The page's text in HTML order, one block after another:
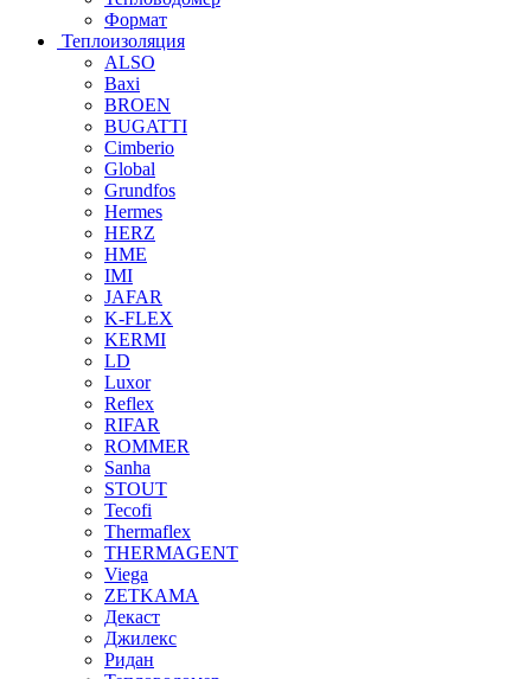
Формат
Теплоизоляция
ALSO
Baxi
BROEN
BUGATTI
Cimberio
Global
Grundfos
Hermes
HERZ
HME
IMI
JAFAR
K-FLEX
KERMI
LD
Luxor
Reflex
RIFAR
ROMMER
Sanha
STOUT
Tecofi
Thermaflex
THERMAGENT
Viega
ZETKAMA
Декаст
Джилекс
Ридан